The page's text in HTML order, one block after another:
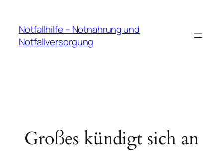
Notfallhilfe – Notnahrung und
Notfallversorgung
Großes kündigt sich an